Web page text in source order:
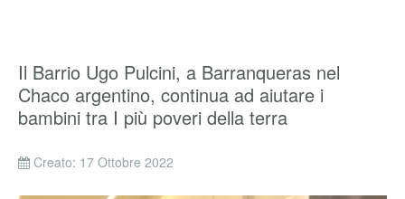
Il Barrio Ugo Pulcini, a Barranqueras nel
Chaco argentino, continua ad aiutare i
bambini tra I più poveri della terra
Creato: 17 Ottobre 2022